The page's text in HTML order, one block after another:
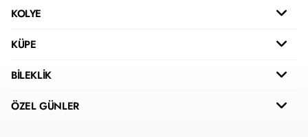
KOLYE
KÜPE
BİLEKLİK
ÖZEL GÜNLER